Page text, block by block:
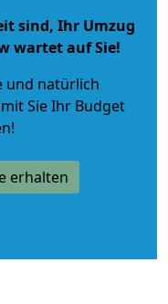
sind, Ihr Umzug
wartet auf Sie!
und natürlich
Sie Ihr Budget
erhalten